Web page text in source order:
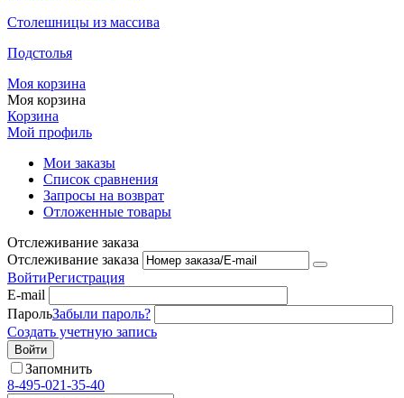
Столешницы из массива
Подстолья
Моя корзина
Моя корзина
Корзина
Мой профиль
Мои заказы
Список сравнения
Запросы на возврат
Отложенные товары
Отслеживание заказа
Отслеживание заказа
ВойтиРегистрация
E-mail
ПарольЗабыли пароль?
Создать учетную запись
Войти
Запомнить
8-495-021-35-40